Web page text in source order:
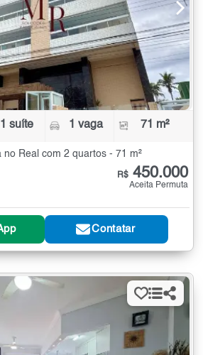
1 suíte 1 vaga 71 m²
no Real com 2 quartos - 71 m²
R$ 450.000
Aceita Permuta
Contatar